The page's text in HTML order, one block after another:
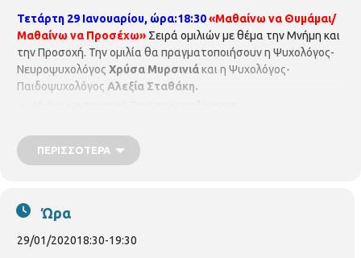
Τετάρτη 29 Ιανουαρίου, ώρα:18:30«Μαθαίνω να Θυμάμαι/
Μαθαίνω να Προσέχω» Σειρά ομιλιών με θέμα την Μνήμη και
την Προσοχή. Την ομιλία θα πραγματοποιήσουν η Ψυχολόγος-
Νευροψυχολόγος Χρύσα Μυρσινιάκαι η Ψυχολόγος-
Παιδοψυχολόγος Αλεξία Σταθάκη.
τους. Πρακτικές ασκήσεις.
Πρακτικές για την ενίσχυση της μνήμης και της προσοχής.
ΠΕΡΙΣΣΌΤΕΡΑ
Ώρα
29/01/202018:30-19:30